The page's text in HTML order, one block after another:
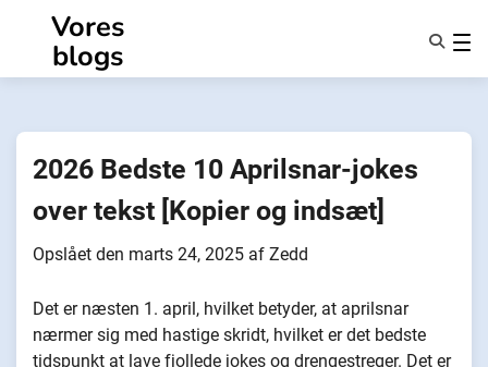
indhold
Vores
blogs
NotifyPartners
Om Os
2026 Bedste 10 Aprilsnar-jokes
over tekst [Kopier og indsæt]
Opslået den marts 24, 2025 af Zedd
Det er næsten 1. april, hvilket betyder, at aprilsnar
nærmer sig med hastige skridt, hvilket er det bedste
tidspunkt at lave fjollede jokes og drengestreger. Det er